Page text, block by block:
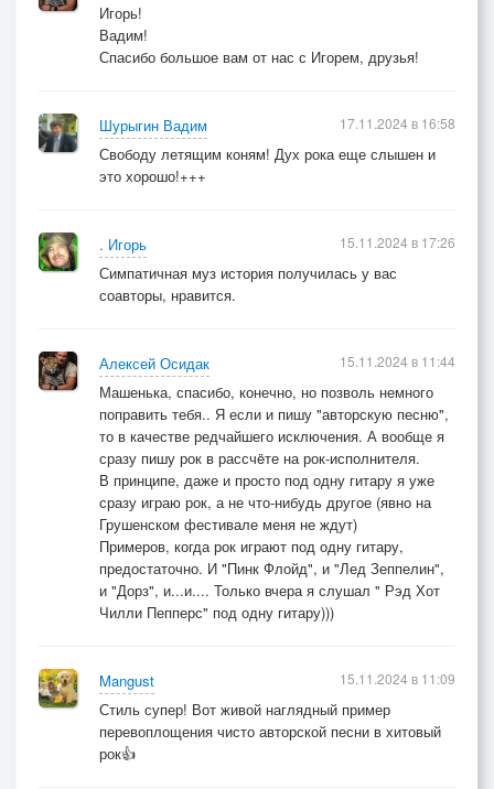
Игорь!
Вадим!
Спасибо большое вам от нас с Игорем, друзья!
Шурыгин Вадим
Свободу летящим коням! Дух рока еще слышен и
это хорошо!+++
17.11.2024 в 16:58
. Игорь
Симпатичная муз история получилась у вас
соавторы, нравится.
15.11.2024 в 17:26
Алексей Осидак
Машенька, спасибо, конечно, но позволь немного
поправить тебя.. Я если и пишу "авторскую песню",
то в качестве редчайшего исключения. А вообще я
сразу пишу рок в рассчëте на рок-исполнителя.
В принципе, даже и просто под одну гитару я уже
сразу играю рок, а не что-нибудь другое (явно на
Грушенском фестивале меня не ждут)
Примеров, когда рок играют под одну гитару,
предостаточно. И "Пинк Флойд", и "Лед Зеппелин",
и "Дорз", и...и.... Только вчера я слушал " Рэд Хот
Чилли Пепперс" под одну гитару)))
15.11.2024 в 11:44
Mangust
Стиль супер! Вот живой наглядный пример
перевоплощения чисто авторской песни в хитовый
рок👍
15.11.2024 в 11:09